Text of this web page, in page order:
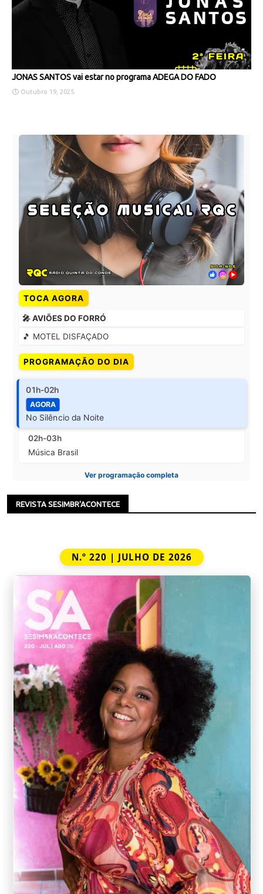
JONAS SANTOS vai estar no programa ADEGA DO FADO
Outubro 19, 2025
TOCA AGORA
🎤 AVIÕES DO FORRÓ
🎵 MOTEL DISFAÇADO
PROGRAMAÇÃO DO DIA
01h-02h
AGORA
No Silêncio da Noite
02h-03h
Música Brasil
Ver programação completa
REVISTA SESIMBR'ACONTECE
N.º 220 | JULHO DE 2026